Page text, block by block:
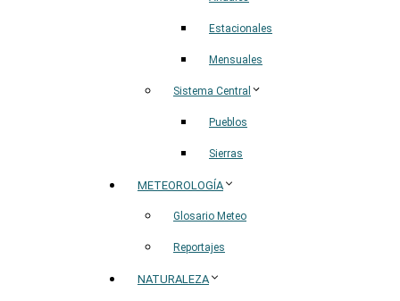
Estacionales
Mensuales
Sistema Central
Pueblos
Sierras
METEOROLOGÍA
Glosario Meteo
Reportajes
NATURALEZA